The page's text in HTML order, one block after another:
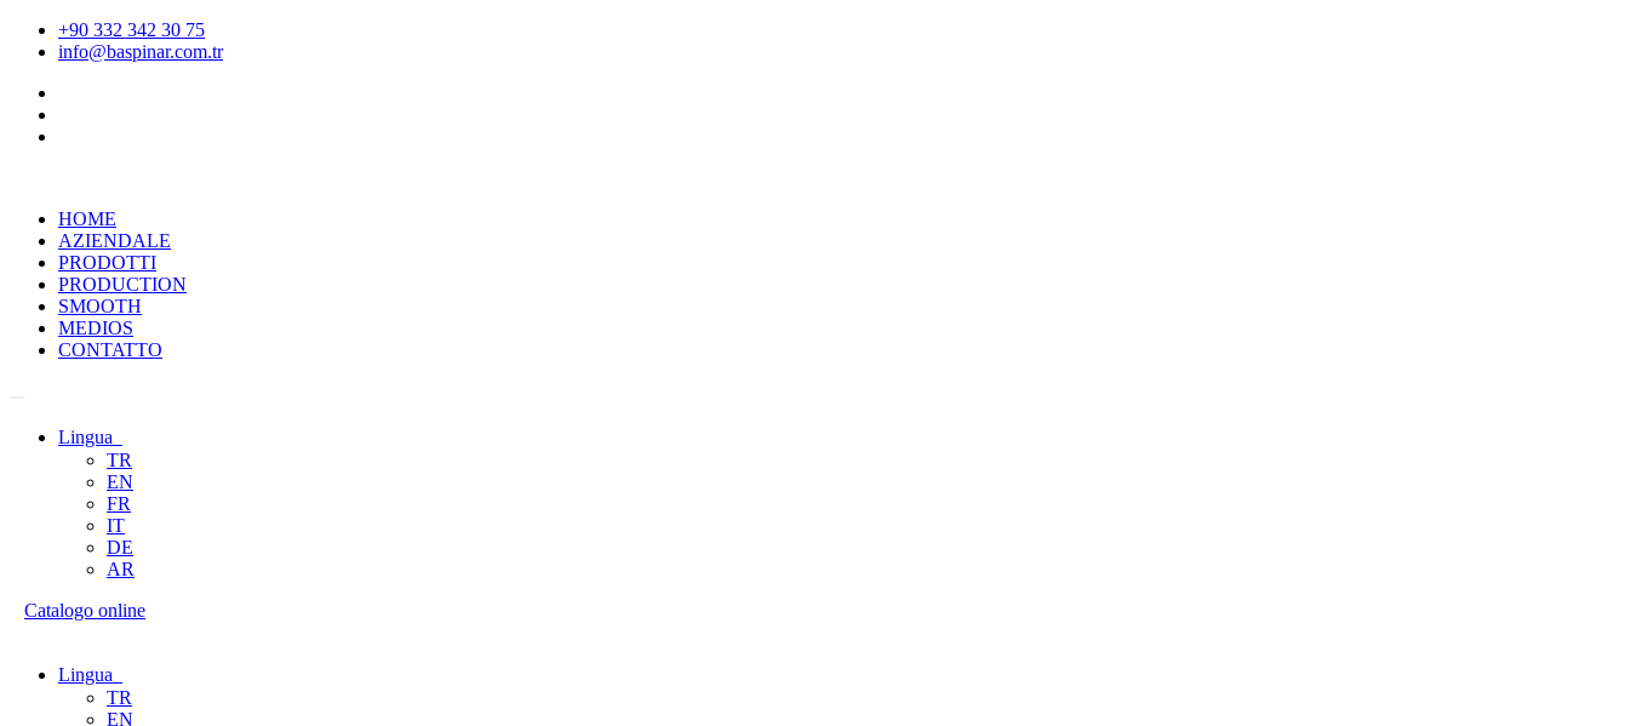
+90 332 342 30 75
info@baspinar.com.tr
HOME
AZIENDALE
PRODOTTI
PRODUCTION
SMOOTH
MEDIOS
CONTATTO
Lingua
TR
EN
FR
IT
DE
AR
Catalogo online
Lingua
TR
EN